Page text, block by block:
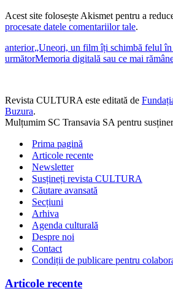
Acest site folosește Akismet pentru a
procesate datele comentariilor tale.
anterior„Uneori, un film îți schimbă felul în
următorMemoria digitală sau ce mai
Revista CULTURA este editată de
Buzura.
Mulțumim SC Transavia SA pentru
Prima pagină
Articole recente
Newsletter
Susțineți revista CULTURA
Căutare avansată
Secțiuni
Arhiva
Agenda culturală
Despre noi
Contact
Condiții de publicare pentru
Articole recente